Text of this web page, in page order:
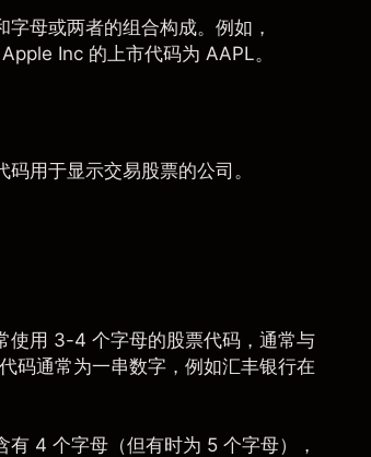
母或两者的组合构成。例如，
Inc 的上市代码为 AAPL。
用于显示交易股票的公司。
使用 3-4 个字母的股票代码，通常与
码通常为一串数字，例如汇丰银行在
有 4 个字母（但有时为 5 个字母），